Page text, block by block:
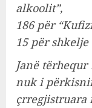
alkoolit”,
186 për
15 për
Janë
nuk i
çrregjistruara